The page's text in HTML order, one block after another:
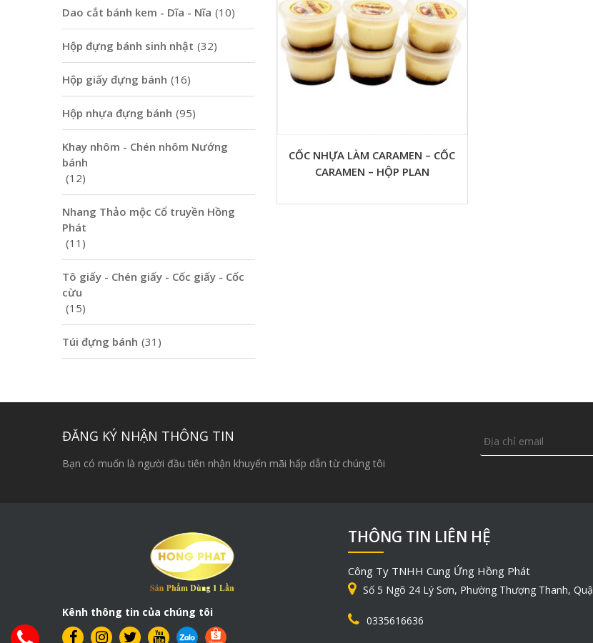
CỐC NHỰA LÀM CARAMEN – CỐC
CARAMEN – HỘP PLAN
Dao cắt bánh kem - Dĩa - Nĩa (10)
Hộp đựng bánh sinh nhật (32)
Hộp giấy đựng bánh (16)
Hộp nhựa đựng bánh (95)
Khay nhôm - Chén nhôm Nướng
bánh
(12)
Nhang Thảo mộc Cổ truyền Hồng
Phát
(11)
Tô giấy - Chén giấy - Cốc giấy - Cốc
cừu
(15)
Túi đựng bánh (31)
ĐĂNG KÝ NHẬN THÔNG TIN
Bạn có muốn là người đầu tiên nhận khuyến mãi hấp dẫn từ chúng tôi
Kênh thông tin của chúng tôi
THÔNG TIN LIÊN HỆ
Công Ty TNHH Cung Ứng Hồng Phát
Số 5 Ngõ 24 Lý Sơn, Phường Thượng Thanh,
0335616636